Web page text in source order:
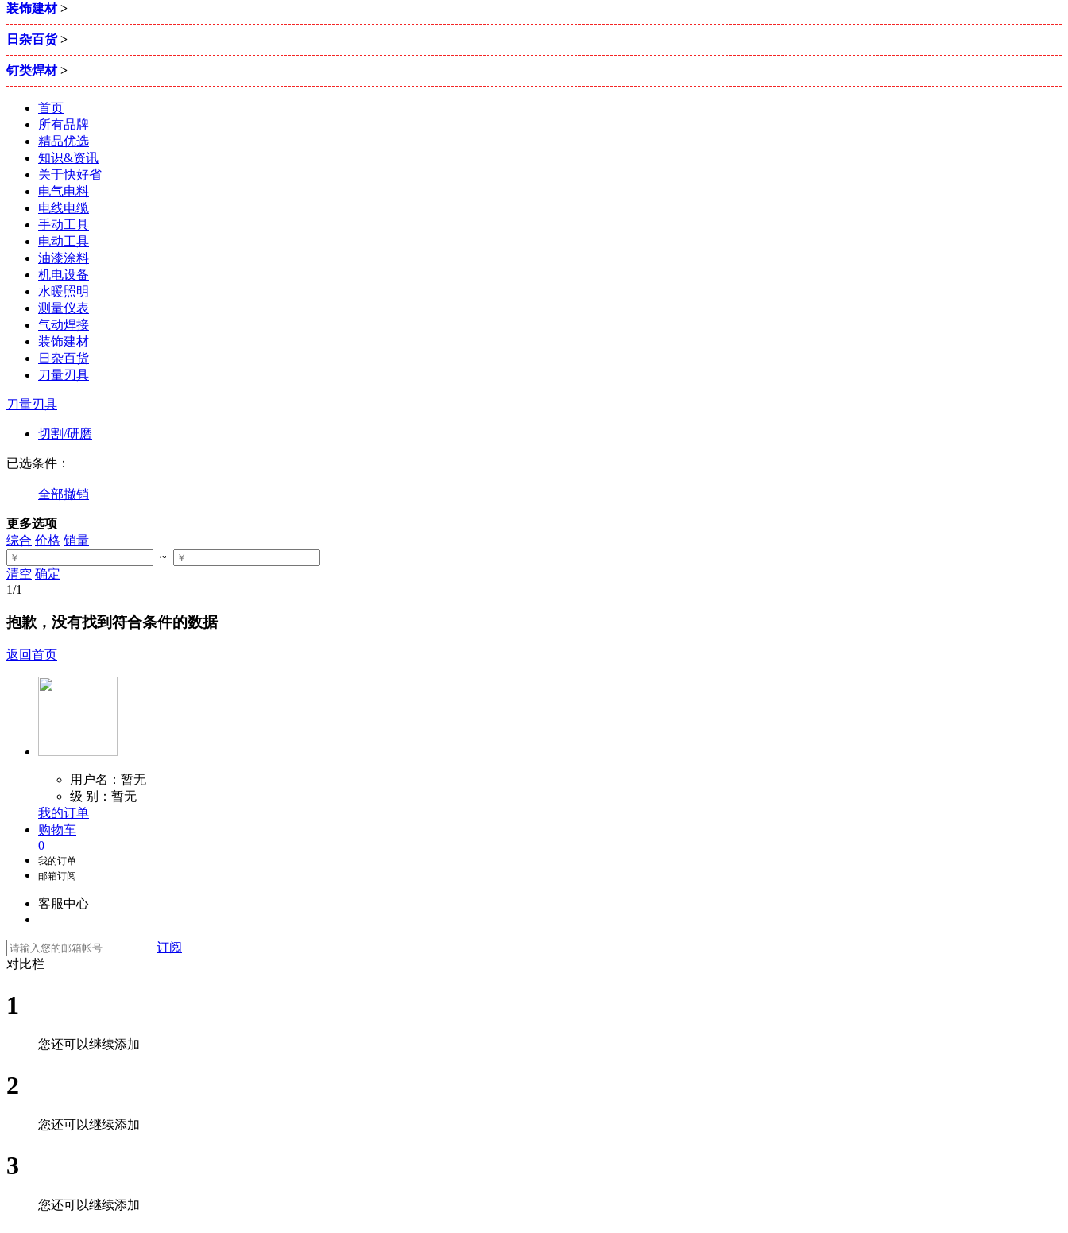
装饰建材 >
日杂百货 >
钉类焊材 >
首页
所有品牌
精品优选
知识&资讯
关于快好省
电气电料
电线电缆
手动工具
电动工具
油漆涂料
机电设备
水暖照明
测量仪表
气动焊接
装饰建材
日杂百货
刀量刃具
刀量刃具
切割/研磨
已选条件：
全部撤销
更多选项
综合 价格 销量
~
清空 确定
1/1
抱歉，没有找到符合条件的数据
返回首页
用户名：暂无
级 别：暂无
我的订单
购物车
0
我的订单
邮箱订阅
客服中心
订阅
对比栏
1
您还可以继续添加
2
您还可以继续添加
3
您还可以继续添加